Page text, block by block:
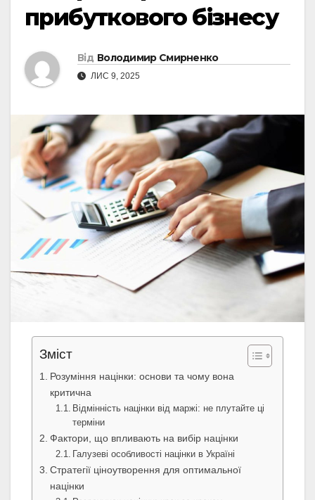
прибуткового бізнесу
Від Володимир Смирненко
ЛИС 9, 2025
Зміст
Розуміння націнки: основи та чому вона
критична
Відмінність націнки від маржі: не плутайте ці
терміни
Фактори, що впливають на вибір націнки
Галузеві особливості націнки в Україні
Стратегії ціноутворення для оптимальної
націнки